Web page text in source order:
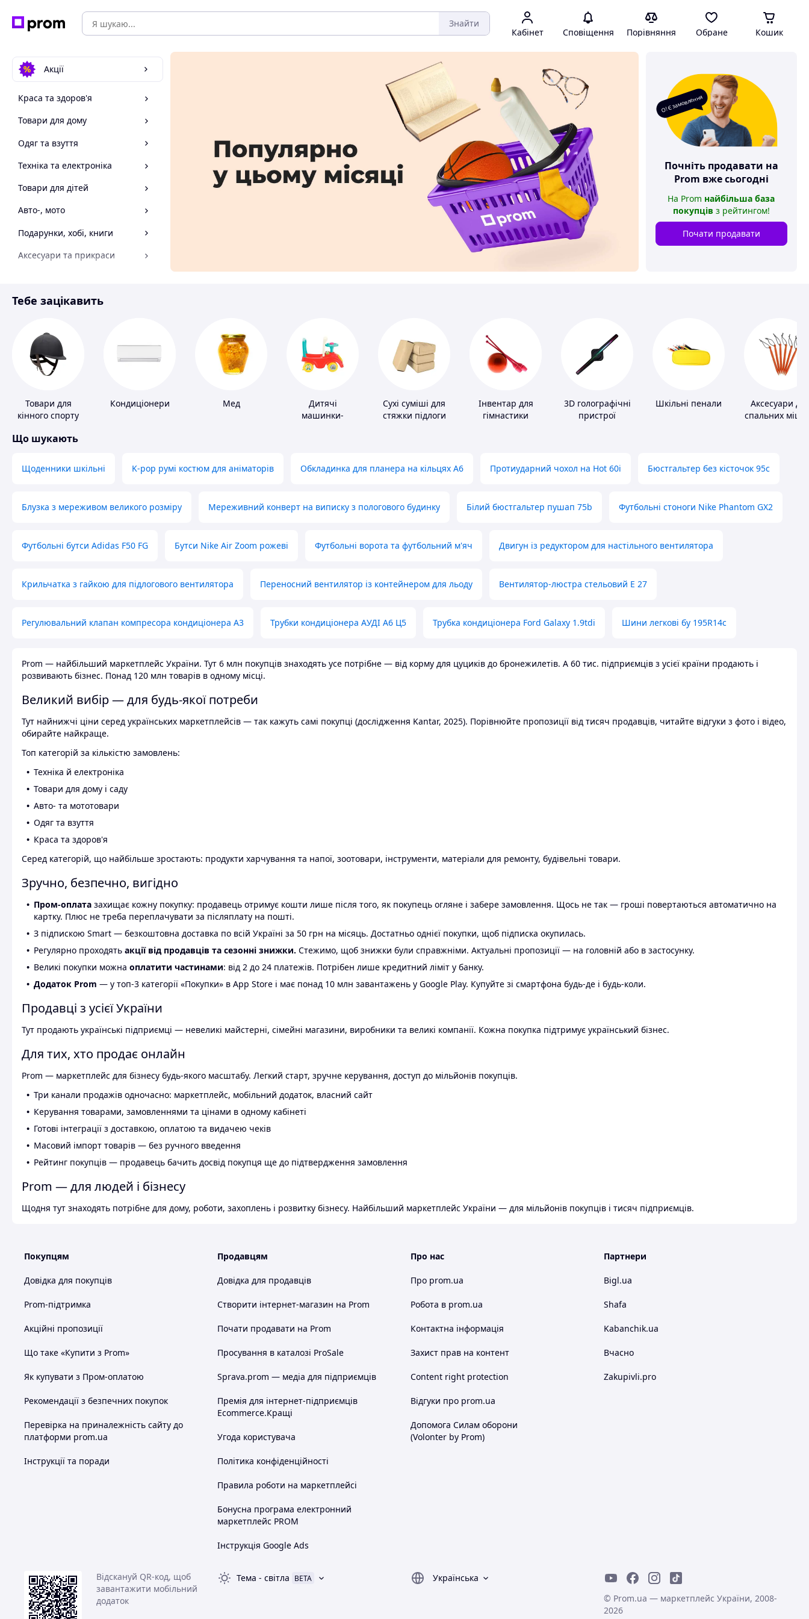
Знайти
Кабінет Сповіщення Порівняння Обране Кошик
Акції
Краса та здоров'я
Товари для дому
Одяг та взуття
Техніка та електроніка
Товари для дітей
Авто-, мото
Подарунки, хобі, книги
Аксесуари та прикраси
Спорт і відпочинок
О! Є замовлення
Почніть продавати на
Prom вже сьогодні
На Prom найбільша база
покупців з рейтингом!
Почати продавати
Тебе зацікавить
Товари для
кінного спорту
Кондиціонери Мед
Дитячі
машинки-
Сухі суміші для
стяжки підлоги
Інвентар для
гімнастики
3D голографічні
пристрої
Шкільні пенали
Аксесуари
спальних
Що шукають
Щоденники шкільні K-pop румі костюм для аніматорів Обкладинка для планера на кільцях А6 Протиударний чохол на Hot 60i Бюстгальтер без кісточок 95с
Блузка з мереживом великого розміру Мереживний конверт на виписку з пологового будинку Білий бюстгальтер пушап 75b Футбольні стоноги Nike Phantom GX2
Футбольні бутси Adidas F50 FG Бутси Nike Air Zoom рожеві Футбольні ворота та футбольний м'яч Двигун із редуктором для настільного вентилятора
Крильчатка з гайкою для підлогового вентилятора Переносний вентилятор із контейнером для льоду Вентилятор-люстра стельовий E 27
Регулювальний клапан компресора кондиціонера А3 Трубки кондиціонера АУДІ А6 Ц5 Трубка кондиціонера Ford Galaxy 1.9tdi Шини легкові бу 195R14c
Prom — найбільший маркетплейс України. Тут 6 млн покупців знаходять усе потрібне — від корму для цуциків до бронежилетів. А 60 тис. підприємців з усієї країни продають і
розвивають бізнес. Понад 120 млн товарів в одному місці.
Великий вибір — для будь-якої потреби
Тут найнижчі ціни серед українських маркетплейсів — так кажуть самі покупці (дослідження Kantar, 2025). Порівнюйте пропозиції від тисяч продавців, читайте відгуки з фото і відео,
обирайте найкраще.
Топ категорій за кількістю замовлень:
Техніка й електроніка
Товари для дому і саду
Авто- та мототовари
Одяг та взуття
Краса та здоров'я
Серед категорій, що найбільше зростають: продукти харчування та напої, зоотовари, інструменти, матеріали для ремонту, будівельні товари.
Зручно, безпечно, вигідно
Пром-оплата захищає кожну покупку: продавець отримує кошти лише після того, як покупець огляне і забере замовлення. Щось не так — гроші повертаються автоматично на
картку. Плюс не треба переплачувати за післяплату на пошті.
З підпискою Smart — безкоштовна доставка по всій Україні за 50 грн на місяць. Достатньо однієї покупки, щоб підписка окупилась.
Регулярно проходять акції від продавців та сезонні знижки. Стежимо, щоб знижки були справжніми. Актуальні пропозиції — на головній або в застосунку.
Великі покупки можна оплатити частинами: від 2 до 24 платежів. Потрібен лише кредитний ліміт у банку.
Додаток Prom — у топ-3 категорії «Покупки» в App Store і має понад 10 млн завантажень у Google Play. Купуйте зі смартфона будь-де і будь-коли.
Продавці з усієї України
Тут продають українські підприємці — невеликі майстерні, сімейні магазини, виробники та великі компанії. Кожна покупка підтримує український бізнес.
Для тих, хто продає онлайн
Prom — маркетплейс для бізнесу будь-якого масштабу. Легкий старт, зручне керування, доступ до мільйонів покупців.
Три канали продажів одночасно: маркетплейс, мобільний додаток, власний сайт
Керування товарами, замовленнями та цінами в одному кабінеті
Готові інтеграції з доставкою, оплатою та видачею чеків
Масовий імпорт товарів — без ручного введення
Рейтинг покупців — продавець бачить досвід покупця ще до підтвердження замовлення
Prom — для людей і бізнесу
Щодня тут знаходять потрібне для дому, роботи, захоплень і розвитку бізнесу. Найбільший маркетплейс України — для мільйонів покупців і тисяч підприємців.
Покупцям
Довідка для покупців
Prom-підтримка
Акційні пропозиції
Що таке «Купити з Prom»
Як купувати з Пром-оплатою
Рекомендації з безпечних покупок
Перевірка на приналежність сайту до
платформи prom.ua
Інструкції та поради
Продавцям
Довідка для продавців
Створити інтернет-магазин на Prom
Почати продавати на Prom
Просування в каталозі ProSale
Sprava.prom — медіа для підприємців
Премія для інтернет-підприємців
Ecommerce.Кращі
Угода користувача
Політика конфіденційності
Правила роботи на маркетплейсі
Бонусна програма електронний
маркетплейс PROM
Інструкція Google Ads
Про нас
Про prom.ua
Робота в prom.ua
Контактна інформація
Захист прав на контент
Content right protection
Відгуки про prom.ua
Допомога Силам оборони
(Volonter by Prom)
Партнери
Bigl.ua
Shafa
Kabanchik.ua
Вчасно
Zakupivli.pro
Відскануй QR-код, щоб
завантажити мобільний
додаток
Тема - світла BETA
Українська
© Prom.ua — маркетплейс України, 2008-
2026